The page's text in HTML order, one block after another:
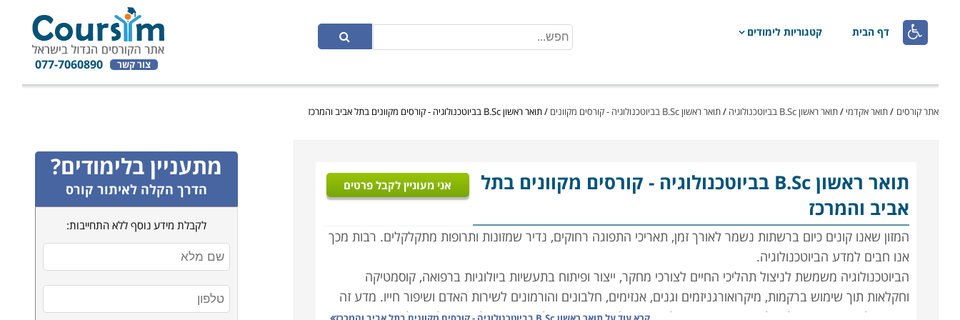
 דף הבית קטגוריות לימודים
צור קשר 077-7060890
אתר קורסים /תואר אקדמי /תואר ראשון B.Sc בביוטכנולוגיה /תואר ראשון B.Sc בביוטכנולוגיה - קורסים מקוונים /תואר ראשון B.Sc בביוטכנולוגיה - קורסים מקוונים בתל אביב והמרכז
תואר ראשון B.Sc בביוטכנולוגיה
- קורסים מקוונים בתל
אביב והמרכז
אני מעוניין לקבל פרטים
המזון שאנו קונים כיום ברשתות נשמר לאורך זמן, תאריכי התפוגה רחוקים, נדיר שמזונות ותרופות מתקלקלים. רבות מכך
אנו חבים למדע הביוטכנולוגיה.
הביוטכנולוגיה משמשת לניצול תהליכי החיים לצורכי מחקר, ייצור ופיתוח בתעשיות ביולוגיות ברפואה, קוסמטיקה
וחקלאות תוך שימוש ברקמות, מיקרואורגניזמים וגנים, אנזימים, חלבונים והורמונים לשירות האדם ושיפור חייו. מדע זה
משמש לפיתוח תרופות למחלות חשוכות מרפא, לפתרונות לזיהום סביבתי, להשבחת יבולים בחקלאות ולפיתוח מזון
מתעניין בלימודים?
הדרך הקלה לאיתור קורס
לקבלת מידע נוסף ללא התחייבות: